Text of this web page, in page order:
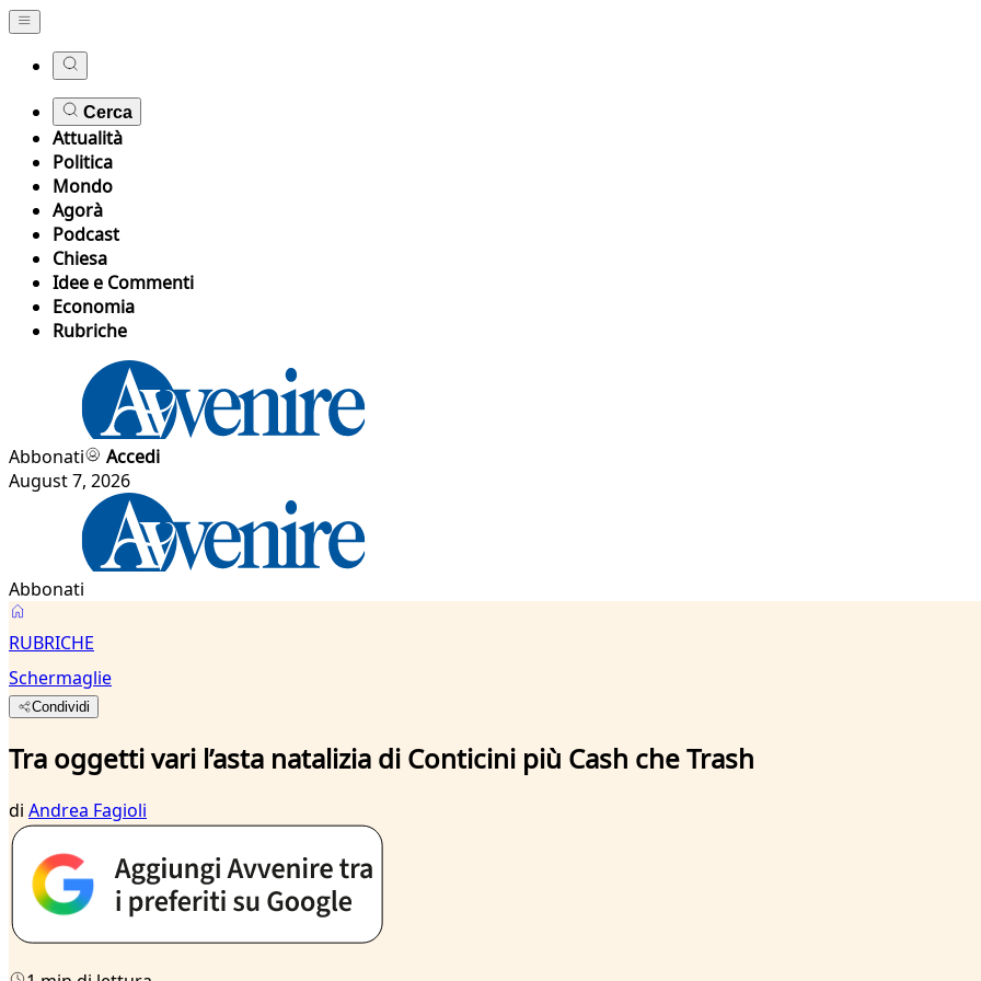
Cerca
Attualità
Politica
Mondo
Agorà
Podcast
Chiesa
Idee e Commenti
Economia
Rubriche
Abbonati
Accedi
August 7, 2026
Abbonati
RUBRICHE
Schermaglie
Condividi
Tra oggetti vari l’asta natalizia di Conticini più Cash che Trash
di Andrea Fagioli